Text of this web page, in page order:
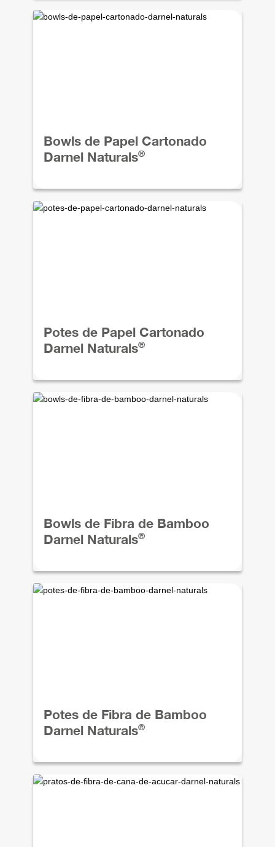
Bowls de Papel Cartonado
Darnel Naturals®
Potes de Papel Cartonado
Darnel Naturals®
Bowls de Fibra de Bamboo
Darnel Naturals®
Potes de Fibra de Bamboo
Darnel Naturals®